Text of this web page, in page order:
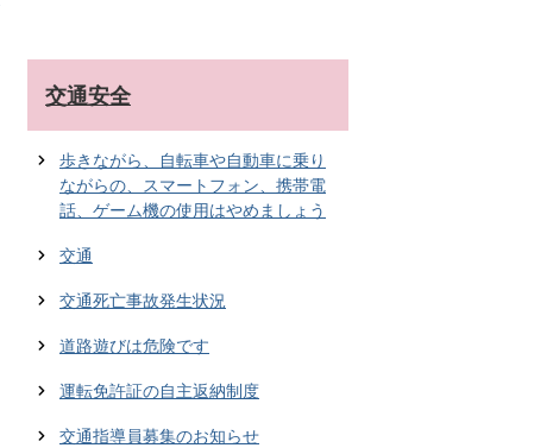
交通安全
歩きながら、自転車や自動車に乗り
ながらの、スマートフォン、携帯電
話、ゲーム機の使用はやめましょう
交通
交通死亡事故発生状況
道路遊びは危険です
運転免許証の自主返納制度
交通指導員募集のお知らせ